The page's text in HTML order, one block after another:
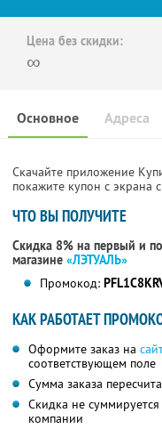
Цена без скидки:
∞
Основное Адреса
Скачайте приложение
покажите купон с экрана
ЧТО ВЫ ПОЛУЧИТЕ
Скидка 8% на первый и
магазине «ЛЭТУАЛЬ»
Промокод:
КАК РАБОТАЕТ
Оформите заказ на
соответствующем поле
Сумма заказа
Скидка не
компании